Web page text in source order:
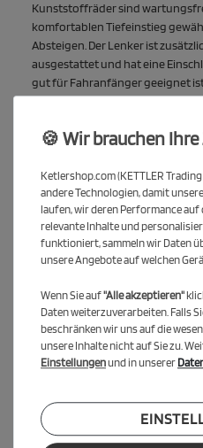
Kunststoffräder sind
komfortablen Tiefeinstieg
Absteigen. Der Lenker ist
ausgestattet und hat eine
gut für Fahranfänger geeignet
ModellRUN 8mit den 8" Rädern
Sitzhöhe von 38cm einstellen - je
Um die passende Größe eines
die Schritthöhe und die
du noch mehr dazu wissen
Blogeintrag: "Wie finde ich das
zum Blogeintrag
🍪 Wir brauchen
Ketlershop.com (KETTLER
andere Technologien, damit
laufen, wir deren Performance
relevante Inhalte und
funktioniert, sammeln wir Daten
unsere Angebote auf welchen
Wenn Sie auf"Alle akzeptieren"
Daten weiterzuverarbeiten. Falls
beschränken wir uns auf die
unsere Inhalte nicht auf Sie zu.
Einstellungenund in unserer